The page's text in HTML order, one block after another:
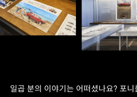
일곱 분의 이야기는 어떠셨나요? 포